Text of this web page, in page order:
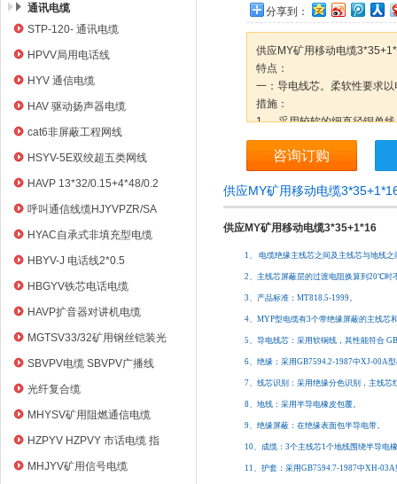
通讯电缆
STP-120- 通讯电缆
HPVV局用电话线
HYV 通信电缆
HAV 驱动扬声器电缆
cat6非屏蔽工程网线
HSYV-5E双绞超五类网线
HAVP 13*32/0.15+4*48/0.2
呼叫通信线缆HJYVPZR/SA
HYAC自承式非填充型电缆
HBYV-J 电话线2*0.5
HBGYV铁芯电话电缆
HAVP扩音器对讲机电缆
MGTSV33/32矿用钢丝铠装光
缆
SBVPV电缆 SBVPV广播线
光纤复合缆
MHYSV矿用阻燃通信电缆
HZPYV HZPVY 市话电缆 指
令通信线
MHJYV矿用信号电缆
分享到：
供应MY矿用移动电缆
特点：
一：导电线芯。柔软性要求
措施：
1， 采用较软的细直径铜单
转性还受到绝缘、护套结构
好。
2， 采用同向束绞和复绞可
咨询订购
供应MY矿用移动电缆
供应MY矿用移动电缆3*35+1*16
1、 电缆绝缘主线芯之间及主线芯与地线之
2、主线芯屏蔽层的过渡电阻换算到20℃时
3、产品标准：MT818.5-1999。
4、MYP型电缆有3个带绝缘屏蔽的主线芯
5、导电线芯：采用软铜线，其性能符合
6、绝缘：采用GB7594.2-1987中XJ-00A
7、线芯识别：采用绝缘分色识别，主线芯
8、地线：采用半导电橡皮包覆。
9、绝缘屏蔽：在绝缘表面包半导电带。
10、成缆：3个主线芯1个地线围绕半导电
11、护套：采用GB7594.7-1987中XH-